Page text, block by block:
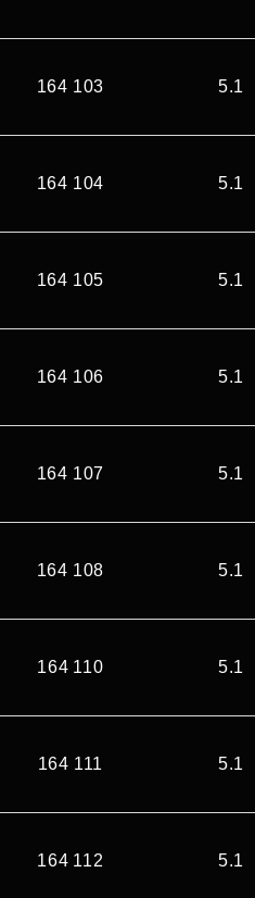
164 103 5.1
164 104 5.1
164 105 5.1
164 106 5.1
164 107 5.1
164 108 5.1
164 110 5.1
164 111 5.1
164 112 5.1